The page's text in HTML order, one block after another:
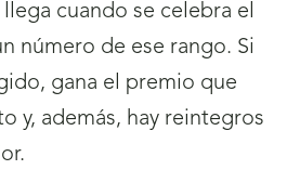
cuando se celebra el
número de ese rango. Si
gana el premio que
y, además, hay reintegros